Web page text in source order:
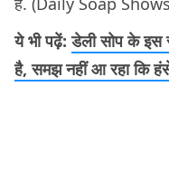
ये भी पढ़ें:डेली सोप के इस
है, समझ नहीं आ रहा कि हंसे